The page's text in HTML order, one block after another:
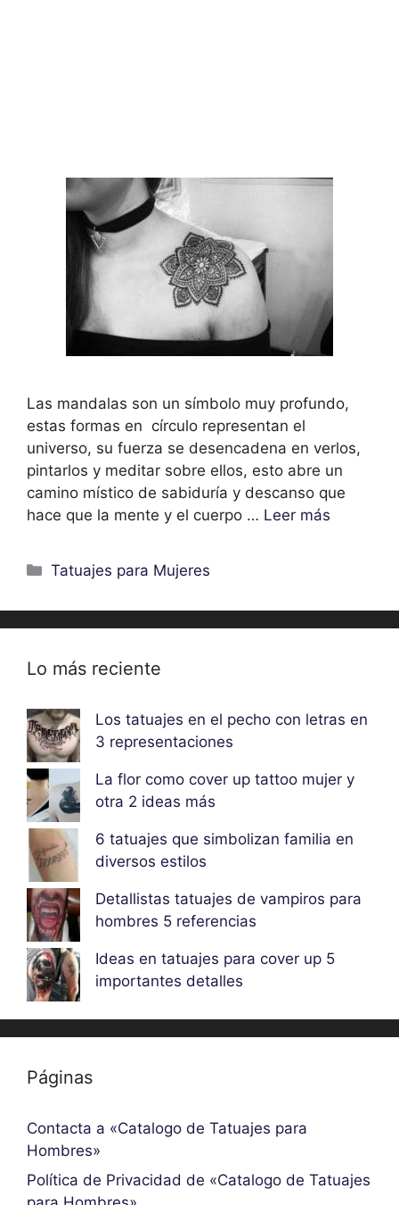
Las mandalas son un símbolo muy profundo,
estas formas en círculo representan el
universo, su fuerza se desencadena en verlos,
pintarlos y meditar sobre ellos, esto abre un
camino místico de sabiduría y descanso que
hace que la mente y el cuerpo … Leer más
Categorías
Tatuajes para Mujeres
Lo más reciente
Los tatuajes en el pecho con letras en
3 representaciones
La flor como cover up tattoo mujer y
otra 2 ideas más
6 tatuajes que simbolizan familia en
diversos estilos
Detallistas tatuajes de vampiros para
hombres 5 referencias
Ideas en tatuajes para cover up 5
importantes detalles
Páginas
Contacta a «Catalogo de Tatuajes para
Hombres»
Política de Privacidad de «Catalogo de Tatuajes